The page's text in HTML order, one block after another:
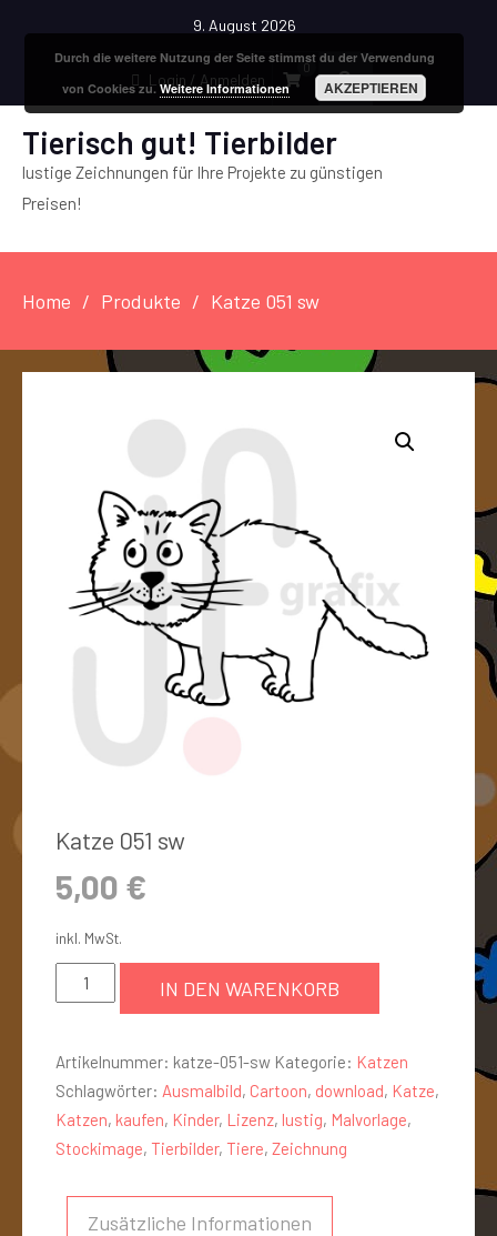
9. August 2026
Login / Anmelden
0
Tierisch gut! Tierbilder
lustige Zeichnungen für Ihre Projekte zu günstigen
Preisen!
Home Produkte Katze 051 sw
Katze 051 sw
5,00 €
inkl. MwSt.
IN DEN WARENKORB
Artikelnummer: katze-051-sw Kategorie: Katzen
Schlagwörter: Ausmalbild, Cartoon, download, Katze,
Katzen, kaufen, Kinder, Lizenz, lustig, Malvorlage,
Stockimage, Tierbilder, Tiere, Zeichnung
Zusätzliche Informationen
Durch die weitere Nutzung der Seite stimmst du der Verwendung
von Cookies zu.Weitere Informationen AKZEPTIEREN